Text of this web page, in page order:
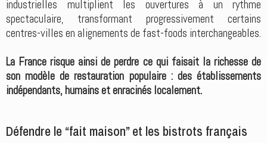
industrielles multiplient les ouvertures à un rythme
spectaculaire, transformant progressivement certains
centres-villes en alignements de fast-foods interchangeables.
La France risque ainsi de perdre ce qui faisait la richesse de
son modèle de restauration populaire : des établissements
indépendants, humains et enracinés localement.
Défendre le “fait maison” et les bistrots français